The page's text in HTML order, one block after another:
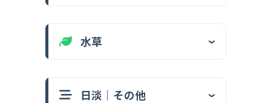
水草
日淡｜その他